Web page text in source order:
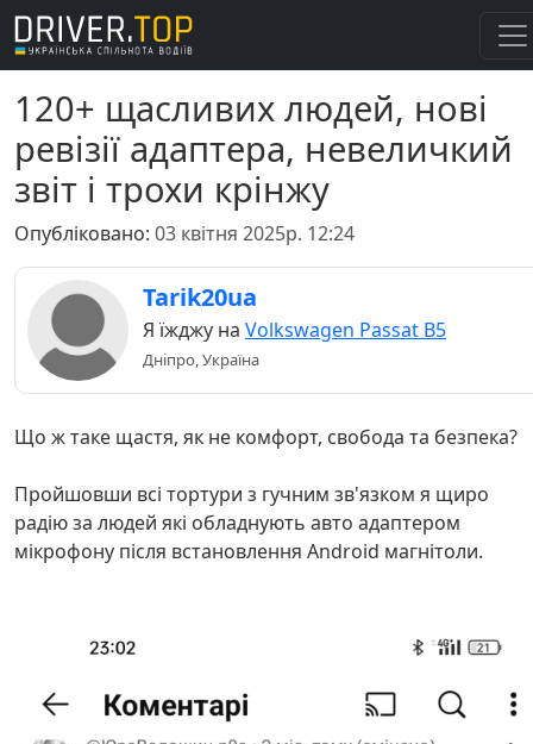
120+ щасливих людей, нові
ревізії адаптера, невеличкий
звіт і трохи крінжу
Опубліковано: 03 квітня 2025р. 12:24
Tarik20ua
Я їжджу на Volkswagen Passat B5
Дніпро, Україна
Що ж таке щастя, як не комфорт, свобода та безпека?
Пройшовши всі тортури з гучним зв'язком я щиро
радію за людей які обладнують авто адаптером
мікрофону після встановлення Android магнітоли.